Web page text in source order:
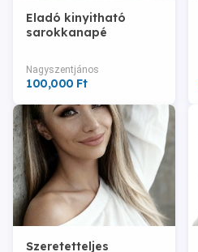
Eladó kinyitható
sarokkanapé
Nagyszentjános
100,000 Ft
Szeretetteljes